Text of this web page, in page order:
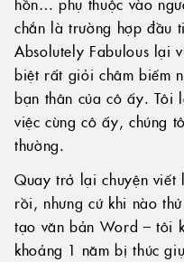
chắn là trường hợp đầu
Absolutely Fabulous lại
biệt rất giỏi châm biếm
bạn thân của cô ấy. Tôi
việc cùng cô ấy, chúng
thường.
Quay trở lại chuyện viết
rồi, nhưng cứ khi nào
tạo văn bản Word – tôi
khoảng 1 năm bị thúc